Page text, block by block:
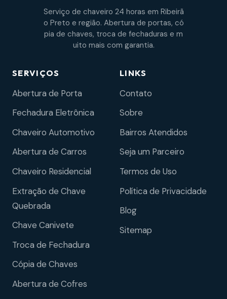
Serviço de chaveiro 24 horas em Ribeirã
o Preto e região. Abertura de portas, có
pia de chaves, troca de fechaduras e m
uito mais com garantia.
SERVIÇOS
Abertura de Porta
Fechadura Eletrônica
Chaveiro Automotivo
Abertura de Carros
Chaveiro Residencial
Extração de Chave
Quebrada
Chave Canivete
Troca de Fechadura
Cópia de Chaves
Abertura de Cofres
LINKS
Contato
Sobre
Bairros Atendidos
Seja um Parceiro
Termos de Uso
Política de Privacidade
Blog
Sitemap